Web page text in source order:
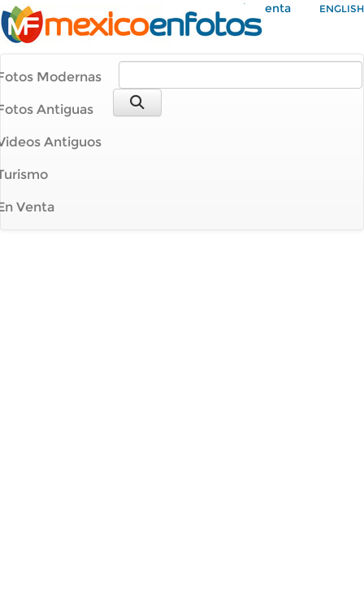
Mi Cuenta ENGLISH
Modernas
Antiguas
Antiguos
Venta